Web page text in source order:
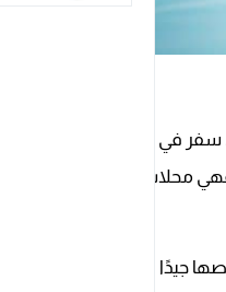
سفر في
محلات
جيدًا